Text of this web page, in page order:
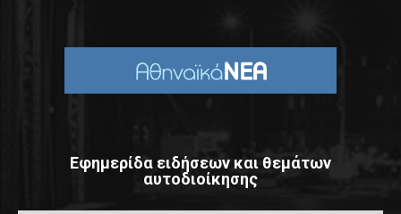
Εφημερίδα ειδήσεων και θεμάτων
αυτοδιοίκησης